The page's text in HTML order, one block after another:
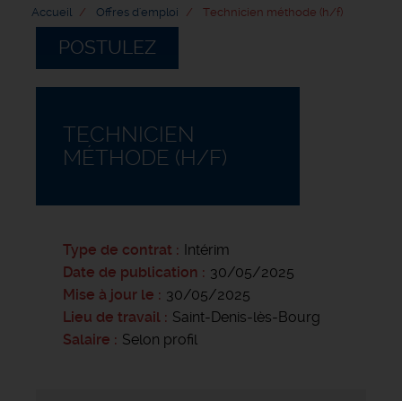
Accueil Offres d'emploi Technicien méthode (h/f)
POSTULEZ
TECHNICIEN
MÉTHODE (H/F)
Type de contrat
Intérim
Date de publication
30/05/2025
Mise à jour le
30/05/2025
Lieu de travail
Saint-Denis-lès-Bourg
Salaire
Selon profil